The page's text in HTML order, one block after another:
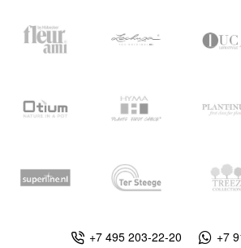
+7 495 203-22-20 +7